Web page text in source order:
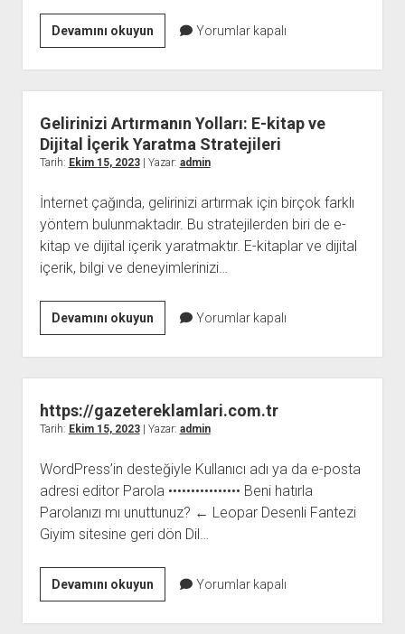
Devamını okuyunSaruhanlı
Belediyesi
İş
İlanları
Yorumlar kapalı
Gelirinizi Artırmanın Yolları: E-kitap ve
Dijital İçerik Yaratma Stratejileri
Tarih: Ekim 15, 2023| Yazar: admin
İnternet çağında, gelirinizi artırmak için birçok farklı
yöntem bulunmaktadır. Bu stratejilerden biri de e-
kitap ve dijital içerik yaratmaktır. E-kitaplar ve dijital
içerik, bilgi ve deneyimlerinizi…
Devamını okuyunGelirinizi
Artırmanın
Yolları:
E-
kitap
ve
İçerik
Yaratma
Stratejileri
Yorumlar kapalı
https://gazetereklamlari.com.tr
Tarih: Ekim 15, 2023| Yazar: admin
WordPress’in desteğiyle Kullanıcı adı ya da e-posta
adresi editor Parola •••••••••••••••• Beni hatırla
Parolanızı mı unuttunuz? ← Leopar Desenli Fantezi
Giyim sitesine geri dön Dil…
Devamını okuyunhttps://gazetereklamlari.com.tr
Yorumlar kapalı